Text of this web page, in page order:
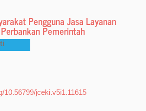
Pengguna Jasa Layanan
Pemerintah
10.56799/jceki.v5i1.11615